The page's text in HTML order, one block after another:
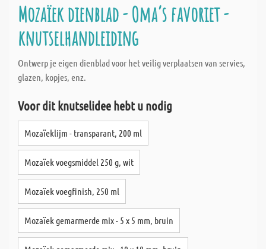
Mozaïek dienblad - Oma‘s favoriet -
knutselhandleiding
Ontwerp je eigen dienblad voor het veilig verplaatsen van servies,
glazen, kopjes, enz.
Voor dit knutselidee hebt u nodig
Mozaïeklijm - transparant, 200 ml
Mozaïek voegsmiddel 250 g, wit
Mozaïek voegfinish, 250 ml
Mozaïek gemarmerde mix - 5 x 5 mm, bruin